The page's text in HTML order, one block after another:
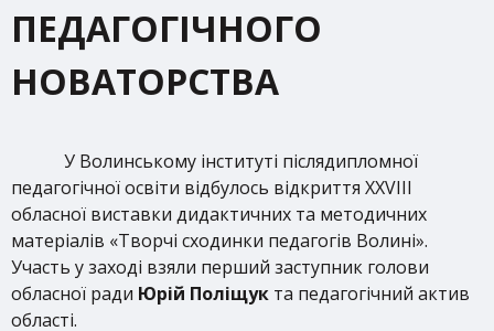
ПЕДАГОГІЧНОГО
НОВАТОРСТВА
У Волинському інституті післядипломної
педагогічної освіти відбулось відкриття ХXVІІІ
обласної виставки дидактичних та методичних
матеріалів «Творчі сходинки педагогів Волині».
Участь у заході взяли перший заступник голови
обласної ради Юрій Поліщук та педагогічний актив
області.